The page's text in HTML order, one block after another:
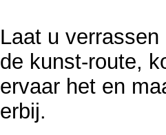
Laat u
de kunst-route,
ervaar het en
erbij.